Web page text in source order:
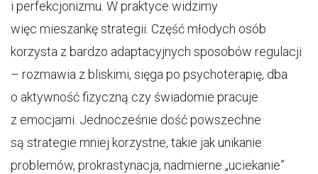
i perfekcjonizmu. W praktyce widzimy
więc mieszankę strategii. Część młodych osób
korzysta z bardzo adaptacyjnych sposobów regulacji
– rozmawia z bliskimi, sięga po psychoterapię, dba
o aktywność fizyczną czy świadomie pracuje
z emocjami. Jednocześnie dość powszechne
są strategie mniej korzystne, takie jak unikanie
problemów, prokrastynacja, nadmierne „uciekanie”